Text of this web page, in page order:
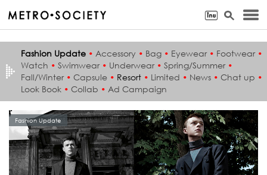
Fashion Update • Accessory • Bag • Eyewear • Footwear •
Watch • Swimwear • Underwear • Spring/Summer •
Fall/Winter • Capsule • Resort • Limited • News • Chat up •
Look Book • Collab • Ad Campaign
Fashion Update